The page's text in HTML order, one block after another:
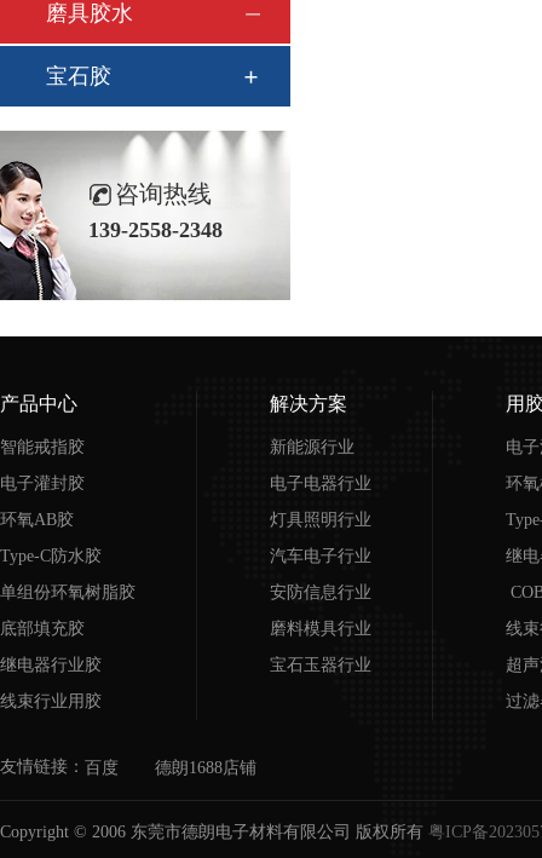
磨具胶水
宝石胶
咨询热线
139-2558-2348
产品中心
智能戒指胶
电子灌封胶
环氧AB胶
Type-C防水胶
单组份环氧树脂胶
底部填充胶
继电器行业胶
线束行业用胶
COB邦定胶
磨具胶水
解决方案
新能源行业
电子电器行业
灯具照明行业
汽车电子行业
安防信息行业
磨料模具行业
宝石玉器行业
用
电
环
继
线
超
过
友情链接： 百度 德朗1688店铺
Copyright © 2006 东莞市德朗电子材料有限公司 版权所有 粤ICP备